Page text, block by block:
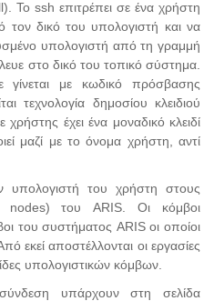
Το ssh επιτρέπει σε ένα χρήστη
δικό του υπολογιστή και να
υπολογιστή από τη γραμμή
στο δικό του τοπικό σύστημα.
με κωδικό πρόσβασης
τεχνολογία δημοσίου κλειδιού
έχει ένα μοναδικό κλειδί
μαζί με το όνομα χρήστη, αντί
του χρήστη στους
nodes) του ARIS. Οι κόμβοι
του συστήματος ARIS οι οποίοι
εκεί αποστέλλονται οι εργασίες
υπολογιστικών κόμβων.
υπάρχουν στη σελίδα